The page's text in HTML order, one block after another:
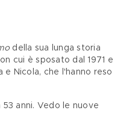
della sua lunga storia
cui è sposato dal 1971 e
e Nicola, che l'hanno reso
anni. Vedo le nuove